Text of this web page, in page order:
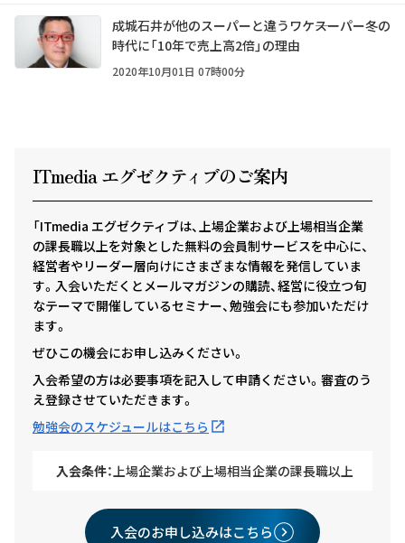
成城石井が他のスーパーと違うワケ――スーパー冬の
時代に「10年で売上高2倍」の理由
2020年10月01日 07時00分
ITmedia エグゼクティ ブのご案内
「ITmedia エグゼクティブは、上場企業および上場相当企業
の課長職以上を対象とした無料の会員制サービスを中心に、
経営者やリーダー層向けにさまざまな情報を発信していま
す。入会いただくとメールマガジンの購読、経営に役立つ旬
なテーマで開催しているセミナー、勉強会にも参加いただけ
ます。
ぜひこの機会にお申し込みください。
入会希望の方は必要事項を記入して申請ください。審査のう
え登録させていただきます。
勉強会のスケジュールはこちら
入会条件： 上場企業および上場相当企業の課長職以上
入会のお申し込みはこちら